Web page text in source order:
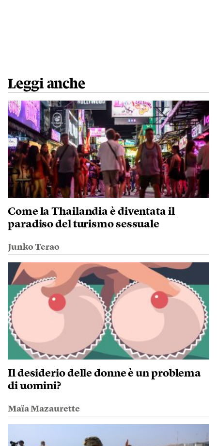
Leggi anche
Come la Thailandia è diventata il
paradiso del turismo sessuale
Junko Terao
Il desiderio delle donne è un problema
di uomini?
Maïa Mazaurette